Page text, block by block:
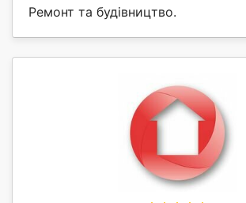
Ремонт та будівництво.